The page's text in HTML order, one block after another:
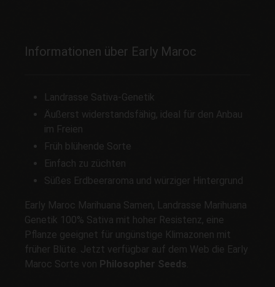
Informationen über Early Maroc
Landrasse Sativa-Genetik
Äußerst widerstandsfähig, ideal für den Anbau
im Freien
Früh blühende Sorte
Einfach zu züchten
Süßes Erdbeeraroma und würziger Hintergrund
Early Maroc Marihuana Samen, Landrasse Marihuana
Genetik 100% Sativa mit hoher Resistenz, eine
Pflanze geeignet für ungünstige Klimazonen mit
früher Blüte. Jetzt verfügbar auf dem Web die Early
Maroc Sorte von Philosopher Seeds